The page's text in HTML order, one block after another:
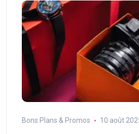
Bons Plans & Promos 10 août